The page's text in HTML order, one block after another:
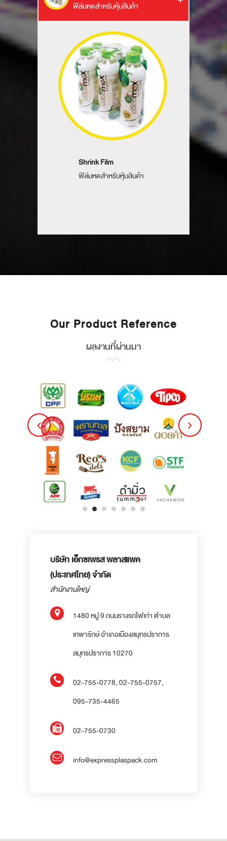
ฟิล์มหดสำหรับหุ้มสินค้า
Shrink Film
ฟิล์มหดสำหรับหุ้มสินค้า
Our Product Reference
ผลงานที่ผ่านมา
บริษัท เอ็กซเพรส พลาสแพค
(ประเทศไทย) จำกัด
สำนักงานใหญ่
1480 หมู่ 9 ถนนรางรถไฟเก่า ตำบล
เทพารักษ์ อำเภอเมืองสมุทรปราการ
สมุทรปราการ 10270
02-755-0778,02-755-0757,
095-735-4465
02-755-0730
info@expressplaspack.com